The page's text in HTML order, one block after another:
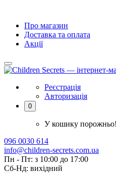
Про магазин
Доставка та оплата
Акції
Реєстрація
Авторизація
0
У кошику порожньо!
096 0030 614
info@children-secrets.com.ua
Пн - Пт: з 10:00 до 17:00
Сб-Нд: вихідний